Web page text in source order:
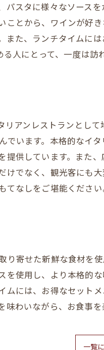
スタに様々なソース
ことから、ワインが好
た、ランチタイムに
人にとって、一度は訪
アンレストランとし
でいます。本格的なイ
提供しています。また
けでなく、観光客にも
なしをご堪能ください
り寄せた新鮮な食材を
使用し、より本格的
ムには、お得なセット
わいながら、お食事
一覧